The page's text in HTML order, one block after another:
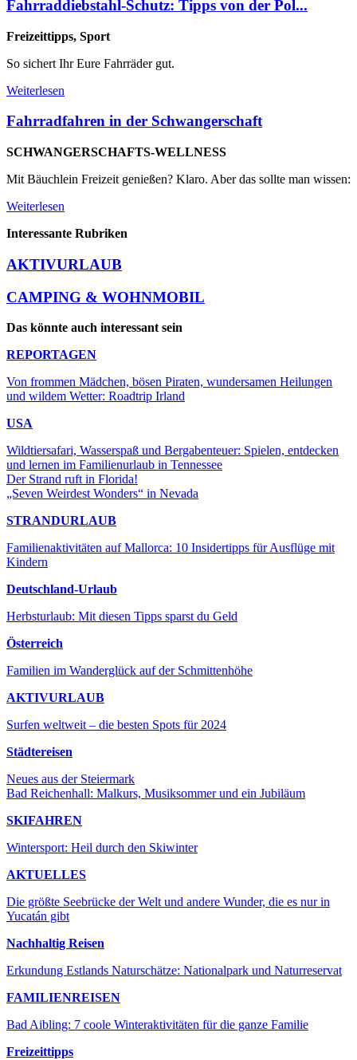
Fahrraddiebstahl-Schutz: Tipps von der Pol...
Freizeittipps, Sport
So sichert Ihr Eure Fahrräder gut.
Weiterlesen
Fahrradfahren in der Schwangerschaft
SCHWANGERSCHAFTS-WELLNESS
Mit Bäuchlein Freizeit genießen? Klaro. Aber das sollte man wissen:
Weiterlesen
Interessante Rubriken
AKTIVURLAUB
CAMPING & WOHNMOBIL
Das könnte auch interessant sein
REPORTAGEN
Von frommen Mädchen, bösen Piraten, wundersamen Heilungen
und wildem Wetter: Roadtrip Irland
USA
Wildtiersafari, Wasserspaß und Bergabenteuer: Spielen, entdecken
und lernen im Familienurlaub in Tennessee
Der Strand ruft in Florida!
„Seven Weirdest Wonders“ in Nevada
STRANDURLAUB
Familienaktivitäten auf Mallorca: 10 Insidertipps für Ausflüge mit
Kindern
Deutschland-Urlaub
Herbsturlaub: Mit diesen Tipps sparst du Geld
Österreich
Familien im Wanderglück auf der Schmittenhöhe
AKTIVURLAUB
Surfen weltweit – die besten Spots für 2024
Städtereisen
Neues aus der Steiermark
Bad Reichenhall: Malkurs, Musiksommer und ein Jubiläum
SKIFAHREN
Wintersport: Heil durch den Skiwinter
AKTUELLES
Die größte Seebrücke der Welt und andere Wunder, die es nur in
Yucatán gibt
Nachhaltig Reisen
Erkundung Estlands Naturschätze: Nationalpark und Naturreservat
FAMILIENREISEN
Bad Aibling: 7 coole Winteraktivitäten für die ganze Familie
Freizeittipps